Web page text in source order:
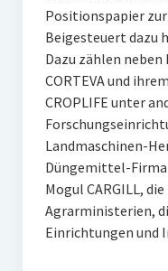
Positionspapier
Beigesteuert dazu
Dazu zählen neben
CORTEVA und
CROPLIFE unter
Landmaschinen-
Düngemittel-Firma
Mogul CARGILL,
Agrarministerien,
Einrichtungen und